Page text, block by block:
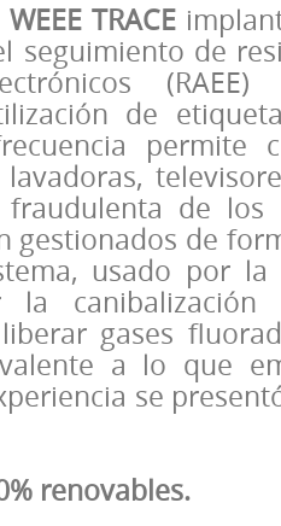
TRACE
seguimiento de
(RAEE)
de
permite
de los
gestionados de
usado por la
la
gases
a lo que
se
renovables.